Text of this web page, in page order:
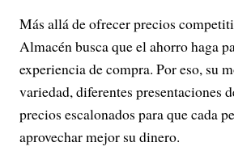
Más allá de ofrecer precios
Almacén busca que el ahorro haga
experiencia de compra. Por eso, su
variedad, diferentes presentaciones
precios escalonados para que cada
aprovechar mejor su dinero.